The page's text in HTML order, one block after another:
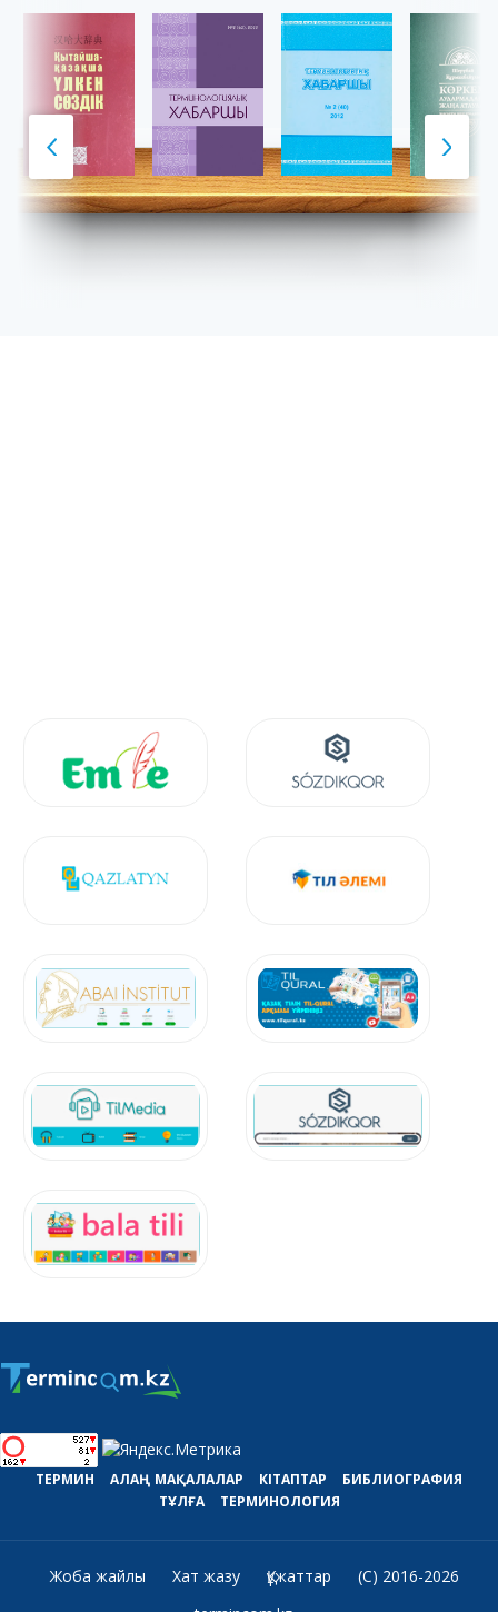
ТЕРМИН АЛАҢ МАҚАЛАЛАР КІТАПТАР
БИБЛИОГРАФИЯ
ТҰЛҒА
ТЕРМИНОЛОГИЯ
Жоба жайлы Хат жазу Құжаттар
(C) 2016-2026